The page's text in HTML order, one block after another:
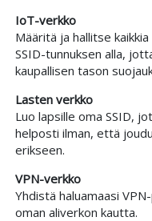
IoT-verkko
Määritä ja hallitse
SSID-tunnuksen alla,
kaupallisen tason
Lasten verkko
Luo lapsille oma SSID,
helposti ilman, että
erikseen.
VPN-verkko
Yhdistä haluamaasi
oman aliverkon kautta.